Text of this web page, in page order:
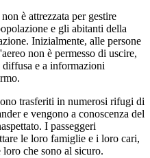
è attrezzata per gestire
e gli abitanti della
Inizialmente, alle persone
non è permesso di uscire,
e a informazioni
trasferiti in numerosi rifugi di
e vengono a conoscenza del
I passeggeri
le loro famiglie e i loro cari,
che sono al sicuro.